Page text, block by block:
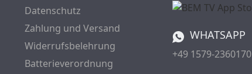
Datenschutz
Zahlung und Versand
Widerrufsbelehrung
Batterieverordnung
WHATSAPP
+49 1579-2360170